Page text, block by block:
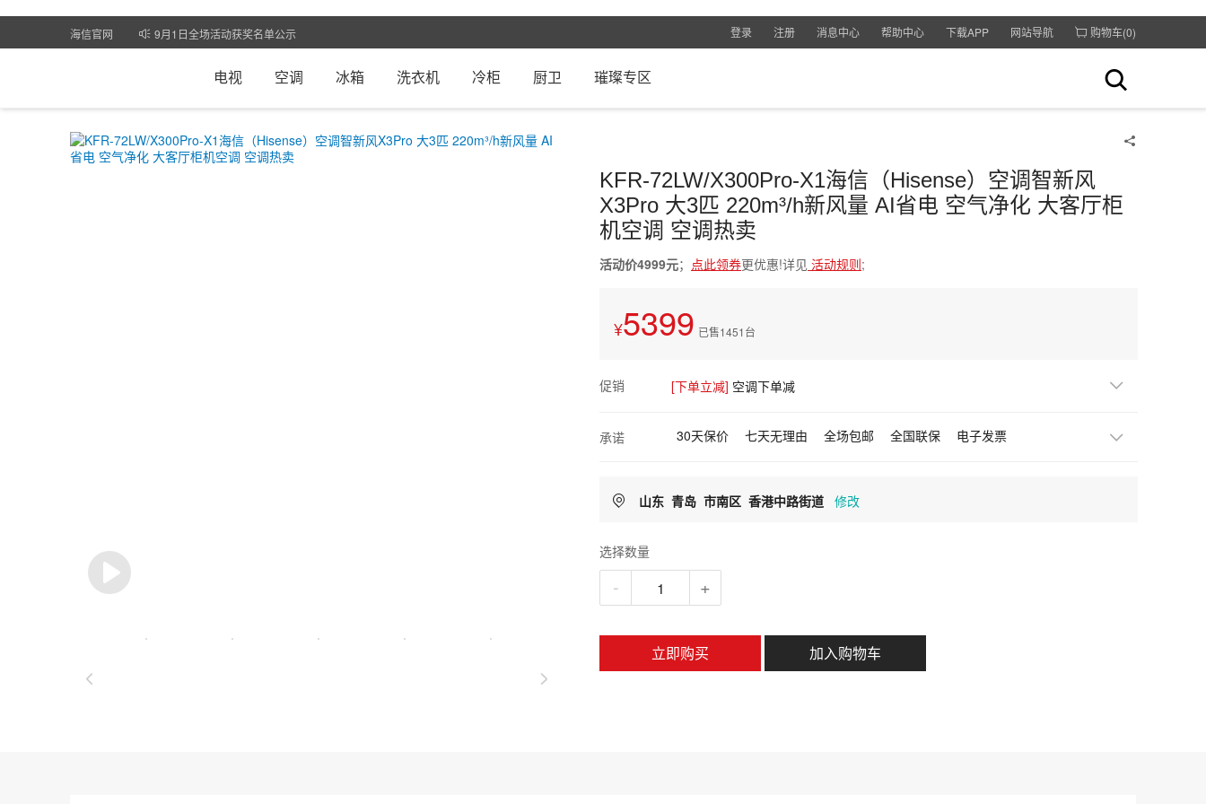
海信官网 9月1日全场活动获奖名单公示 登录 注册 消息中心 帮助中心 下载APP 网站导航 购物车(0)
电视 空调 冰箱 洗衣机 冷柜 厨卫 璀璨专区
KFR-72LW/X300Pro-X1海信（Hisense）空调智新风
X3Pro 大3匹 220m³/h新风量 AI省电 空气净化 大客厅柜
机空调 空调热卖
活动价4999元； 点此领券更优惠!详见 活动规则;
5399 已售1451台
促销 [下单立减] 空调下单减
承诺 30天保价 七天无理由 全场包邮 全国联保 电子发票
山东 青岛 市南区 香港中路街道
选择数量
- +
立即购买 加入购物车